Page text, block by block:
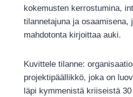
kokemusten kerrostumina,
tilannetajuna ja osaamisena,
mahdotonta kirjoittaa auki.
Kuvittele tilanne:
projektipäällikkö, joka on
läpi kymmenistä kriiseistä